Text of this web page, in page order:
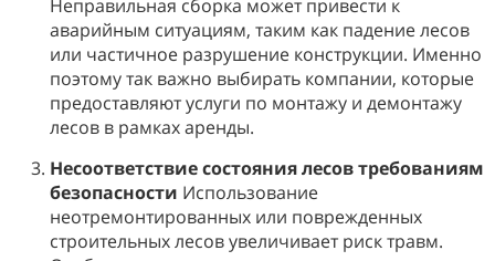
Неправильная сборка может привести к
аварийным ситуациям, таким как падение лесов
или частичное разрушение конструкции. Именно
поэтому так важно выбирать компании, которые
предоставляют услуги по монтажу и демонтажу
лесов в рамках аренды.
Несоответствие состояния лесов требованиям
безопасности Использование
неотремонтированных или поврежденных
строительных лесов увеличивает риск травм.